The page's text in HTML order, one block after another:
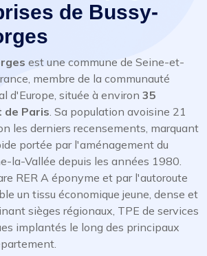
de Bussy-
est une commune de Seine-et-
membre de la communauté
d'Europe, située à environ 35
de Paris. Sa population avoisine 21
les derniers recensements, marquant
portée par l'aménagement du
la-Vallée depuis les années 1980.
RER A éponyme et par l'autoroute
un tissu économique jeune, dense et
sièges régionaux, TPE de services
implantés le long des principaux